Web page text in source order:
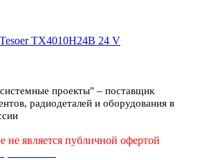
TX4010H24B 24 V
проекты" – поставщик
радиодеталей и оборудования в
не является публичной офертой